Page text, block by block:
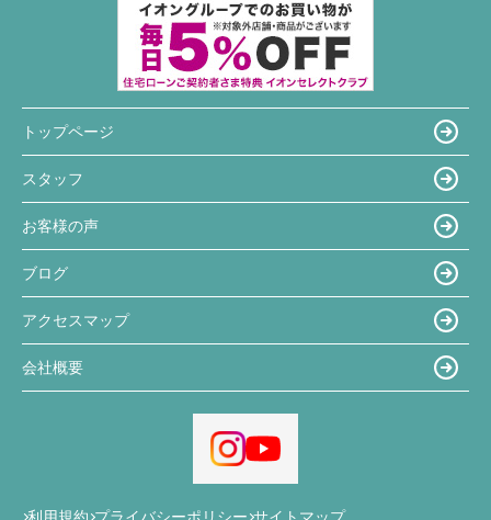
トップページ
スタッフ
お客様の声
ブログ
アクセスマップ
会社概要